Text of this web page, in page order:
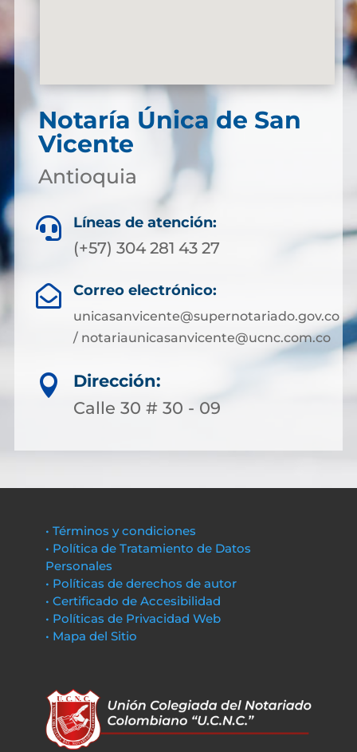
Notaría Única de San
Vicente
Antioquia
 Líneas de atención:
(+57) 304 281 43 27
 Correo electrónico:
unicasanvicente@supernotariado.gov.co
/ notariaunicasanvicente@ucnc.com.co

Dirección:
Calle 30 # 30 - 09
• Términos y condiciones
• Política de Tratamiento de Datos
Personales
• Políticas de derechos de autor
• Certificado de Accesibilidad
• Políticas de Privacidad Web
• Mapa del Sitio